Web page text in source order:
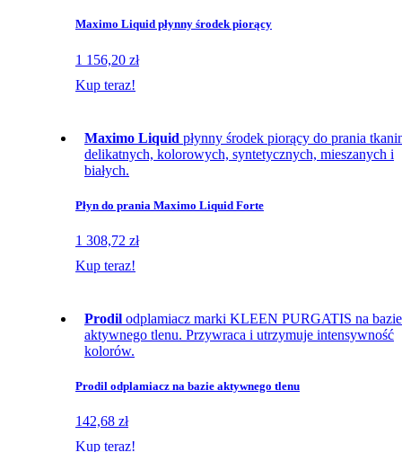
Maximo Liquid płynny środek piorący
1 156,20 zł
Kup teraz!
Maximo Liquid płynny środek piorący do prania
delikatnych, kolorowych, syntetycznych, mieszanych i
białych.
Płyn do prania Maximo Liquid Forte
1 308,72 zł
Kup teraz!
Prodil odplamiacz marki KLEEN PURGATIS na bazie
aktywnego tlenu. Przywraca i utrzymuje intensywność
kolorów.
Prodil odplamiacz na bazie aktywnego tlenu
142,68 zł
Kup teraz!